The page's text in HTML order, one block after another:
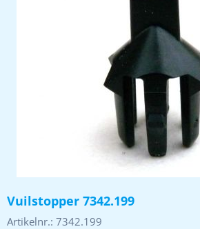
Vuilstopper 7342.199
Artikelnr.: 7342.199